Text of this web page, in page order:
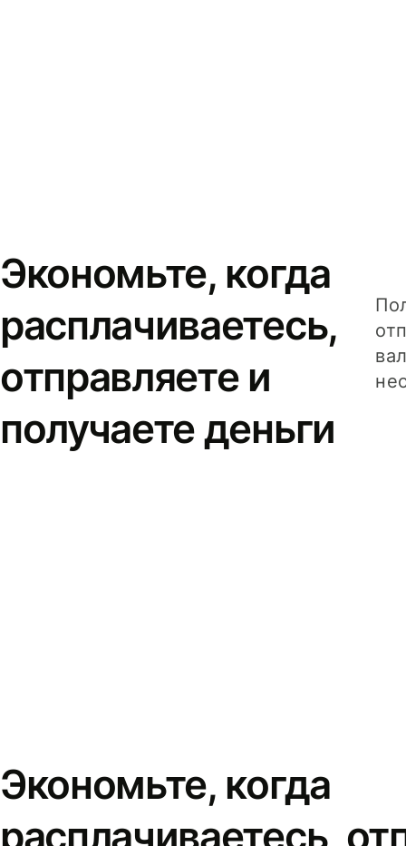
Экономьте, когда
расплачиваетесь,
отправляете и
получаете деньги
Экономьте, когда
расплачиваетесь,